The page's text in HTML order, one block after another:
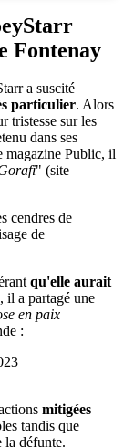
Fontenay
a suscité
particulier. Alors
tristesse sur les
dans ses
magazine Public, il
" (site
cendres de
de
qu'elle aurait
il a partagé une
en paix
:
mitigées
tandis que
la défunte.